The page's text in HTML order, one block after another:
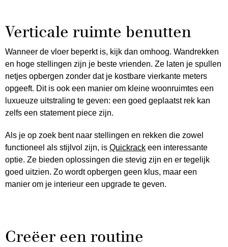
Verticale ruimte benutten
Wanneer de vloer beperkt is, kijk dan omhoog. Wandrekken
en hoge stellingen zijn je beste vrienden. Ze laten je spullen
netjes opbergen zonder dat je kostbare vierkante meters
opgeeft. Dit is ook een manier om kleine woonruimtes een
luxueuze uitstraling te geven: een goed geplaatst rek kan
zelfs een statement piece zijn.
Als je op zoek bent naar stellingen en rekken die zowel
functioneel als stijlvol zijn, is Quickrack een interessante
optie. Ze bieden oplossingen die stevig zijn en er tegelijk
goed uitzien. Zo wordt opbergen geen klus, maar een
manier om je interieur een upgrade te geven.
Creëer een routine